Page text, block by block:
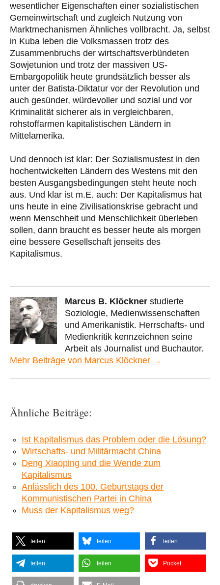
wesentlicher Eigenschaften einer sozialistischen
Gemeinwirtschaft und zugleich Nutzung von
Marktmechanismen Ähnliches vollbracht. Ja, selbst
in Kuba leben die Volksmassen trotz des
Zusammenbruchs der wirtschaftsverbündeten
Sowjetunion und trotz der massiven US-
Embargopolitik heute grundsätzlich besser als
unter der Batista-Diktatur vor der Revolution und
auch gesünder, würdevoller und sozial und vor
Kriminalität sicherer als in vergleichbaren,
rohstoffarmen kapitalistischen Ländern in
Mittelamerika.
Und dennoch ist klar: Der Sozialismustest in den
hochentwickelten Ländern des Westens mit den
besten Ausgangsbedingungen steht heute noch
aus. Und klar ist m.E. auch: Der Kapitalismus hat
uns heute in eine Zivilisationskrise gebracht und
wenn Menschheit und Menschlichkeit überleben
sollen, dann braucht es besser heute als morgen
eine bessere Gesellschaft jenseits des
Kapitalismus.
Marcus B. Klöckner studierte
Soziologie, Medienwissenschaften
und Amerikanistik. Herrschafts- und
Medienkritik kennzeichnen seine
Arbeit als Journalist und Buchautor.
Mehr Beiträge von Marcus Klöckner →
Ähnliche Beiträge:
Ist Kapitalismus das Problem oder die Lösung?
Wirtschafts- und Militärmacht China
Deng Xiaoping und die Wende zum
Kapitalismus
Anlässlich des 100. Geburtstags der
Kommunistischen Partei in China
Muss der Kapitalismus weg?
teilen teilen teilen
teilen teilen Pocket